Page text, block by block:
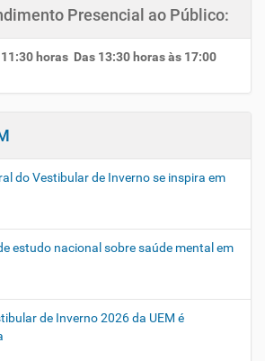
Presencial ao Público:
horas Das 13:30 horas às 17:00
do Vestibular de Inverno se inspira em
estudo nacional sobre saúde mental em
de Inverno 2026 da UEM é